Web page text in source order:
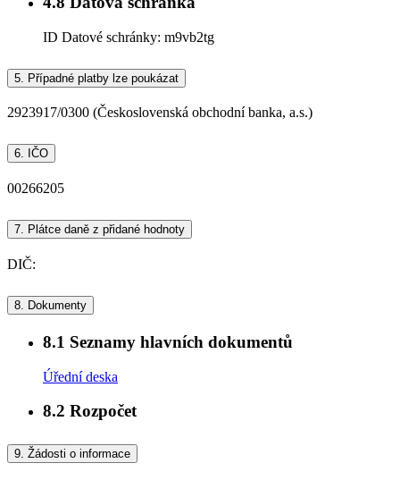
ID Datové schránky: m9vb2tg
5. Případné platby lze poukázat
2923917/0300 (Československá obchodní banka, a.s.)
6. IČO
00266205
7. Plátce daně z přidané hodnoty
DIČ:
8. Dokumenty
8.1 Seznamy hlavních dokumentů
Úřední deska
8.2 Rozpočet
9. Žádosti o informace